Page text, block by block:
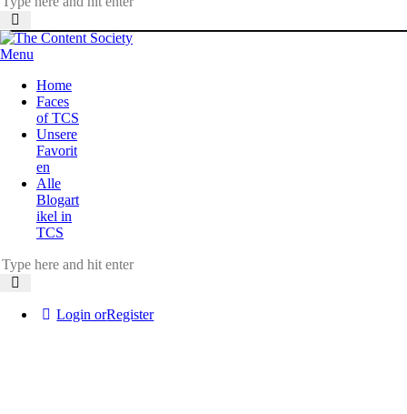
Menu
Home
Faces
of TCS
Unsere
Favorit
en
Alle
Blogart
ikel in
TCS
Login orRegister